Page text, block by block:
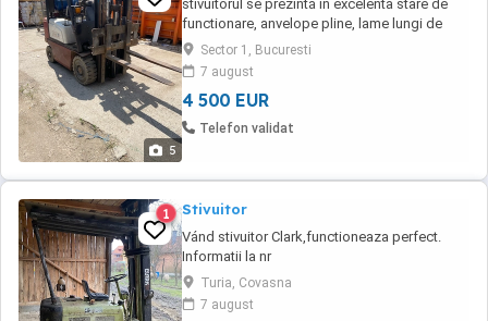
5
stivuitorul se prezintă in excelenta stare de
functionare, anvelope pline, lame lungi de
115cm - nu are translatie stg dr. Are plamanul
de gaz nou. se poate vinde atat de pe firma
dar pretul devine plus TVA cat si de pe
persoana fizica.
Sector 1, Bucuresti
7 august
4 500 EUR
Telefon validat
1 Stivuitor
Vánd stivuitor Clark,functioneaza perfect.
Informatii la nr
Turia, Covasna
7 august